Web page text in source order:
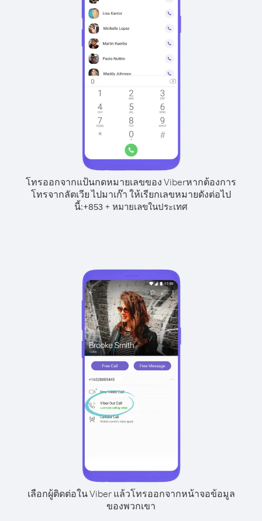
โทรออกจากแป้นกดหมายเลขของ Viberหากต้องการ
โทรจากลัตเวีย ไปมาเก๊า ให้เรียกเลขหมายดังต่อไป
นี้:+853 + หมายเลขในประเทศ
เลือกผู้ติดต่อใน Viber แล้วโทรออกจากหน้าจอข้อมูล
ของพวกเขา